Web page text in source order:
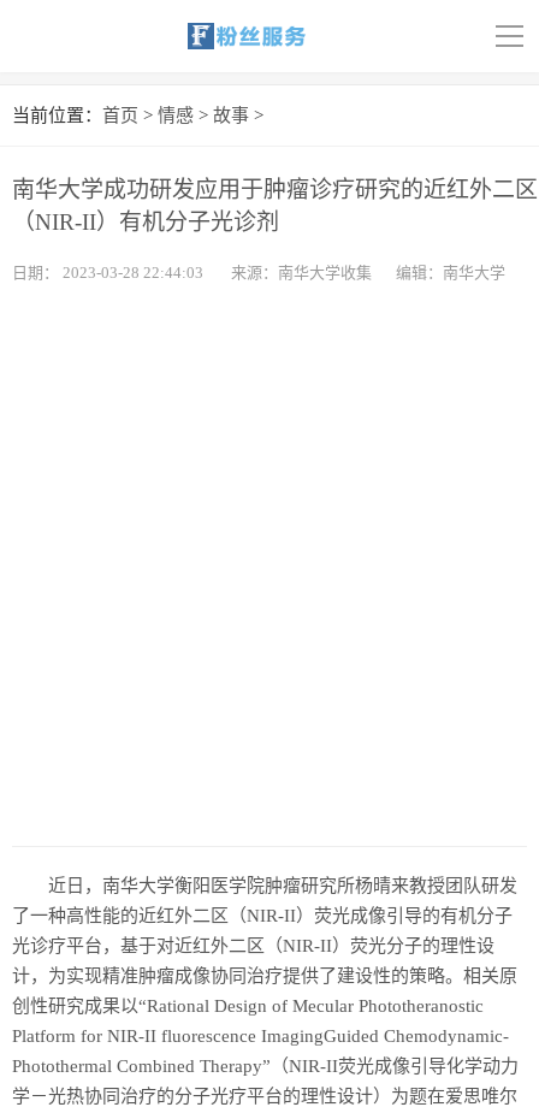
导
首页
娱乐
汽车
当前位置： 首页 > 情感 > 故事 >
南华大学成功研发应用于肿瘤诊疗研究的近红外二区
（NIR-II）有机分子光诊剂
日期： 2023-03-28 22:44:03 来源：南华大学收集 编辑：南华大学
近日，南华大学衡阳医学院肿瘤研究所杨晴来教授团队研发
了一种高性能的近红外二区（NIR-II）荧光成像引导的有机分子
光诊疗平台，基于对近红外二区（NIR-II）荧光分子的理性设
计，为实现精准肿瘤成像协同治疗提供了建设性的策略。相关原
创性研究成果以“Rational Design of Mecular Phototheranostic
Platform for NIR-II fluorescence ImagingGuided Chemodynamic-
Photothermal Combined Therapy”（NIR-II荧光成像引导化学动力
学－光热协同治疗的分子光疗平台的理性设计）为题在爱思唯尔